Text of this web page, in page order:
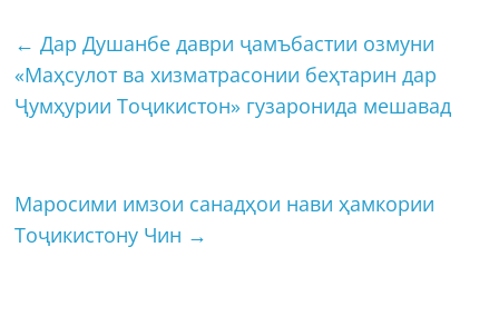
← Дар Душанбе даври ҷамъбастии озмуни
«Маҳсулот ва хизматрасонии беҳтарин дар
Ҷумҳурии Тоҷикистон» гузаронида мешавад
Маросими имзои санадҳои нави ҳамкории
Тоҷикистону Чин →